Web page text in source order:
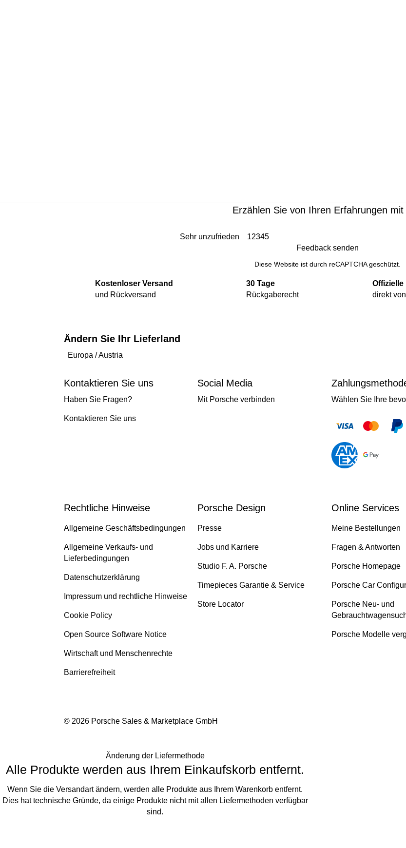
Erzählen Sie von Ihren Erfahrungen mit
Sehr unzufrieden 12345
Feedback senden
Diese Website ist durch reCAPTCHA geschützt.
Kostenloser Versand
und Rückversand
30 Tage
Rückgaberecht
direkt
Ändern Sie Ihr Lieferland
Europa /Austria
Kontaktieren Sie uns
Haben Sie Fragen?
Kontaktieren Sie uns
Social Media
Mit Porsche verbinden Wählen Sie Ihre
Rechtliche Hinweise
Allgemeine Geschäftsbedingungen
Allgemeine Verkaufs- und
Lieferbedingungen
Datenschutzerklärung
Impressum und rechtliche Hinweise
Cookie Policy
Open Source Software Notice
Wirtschaft und Menschenrechte
Barrierefreiheit
Porsche Design
Presse
Jobs und Karriere
Studio F. A. Porsche
Timepieces Garantie & Service
Store Locator
Online Services
Meine Bestellungen
Fragen & Antworten
Porsche Homepage
Porsche Car
Porsche Neu- und
Porsche Modelle
© 2026 Porsche Sales & Marketplace GmbH
Änderung der Liefermethode
Alle Produkte werden aus Ihrem Einkaufskorb entfernt.
Wenn Sie die Versandart ändern, werden alle Produkte aus Ihrem Warenkorb entfernt.
Dies hat technische Gründe, da einige Produkte nicht mit allen Liefermethoden verfügbar
sind.